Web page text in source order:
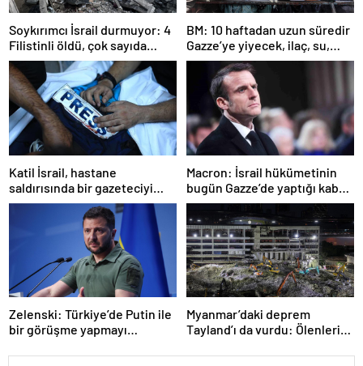
Soykırımcı İsrail durmuyor: 4
Filistinli öldü, çok sayıda
yaralı var
BM: 10 haftadan uzun süredir
Gazze’ye yiyecek, ilaç, su,
çadır girmedi
Katil İsrail, hastane
saldırısında bir gazeteciyi
öldürdüğünü itiraf etti
Macron: İsrail hükümetinin
bugün Gazze’de yaptığı kabul
edilemez
Zelenski: Türkiye’de Putin ile
bir görüşme yapmayı
Myanmar’daki deprem
Tayland’ı da vurdu: Ölenlerin